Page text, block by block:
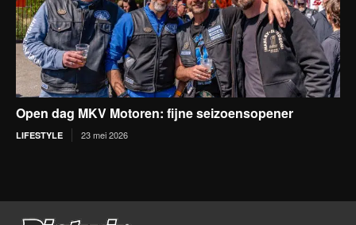
Open dag MKV Motoren: fijne seizoensopener
LIFESTYLE 23 mei 2026